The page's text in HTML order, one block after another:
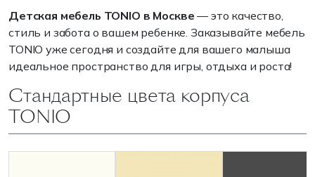
Детская мебель TONIO в Москве — это качество,
стиль и забота о вашем ребенке. Заказывайте мебель
TONIO уже сегодня и создайте для вашего малыша
идеальное пространство для игры, отдыха и роста!
Стандартные цвета корпуса
TONIO